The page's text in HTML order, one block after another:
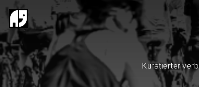
Kuratierter